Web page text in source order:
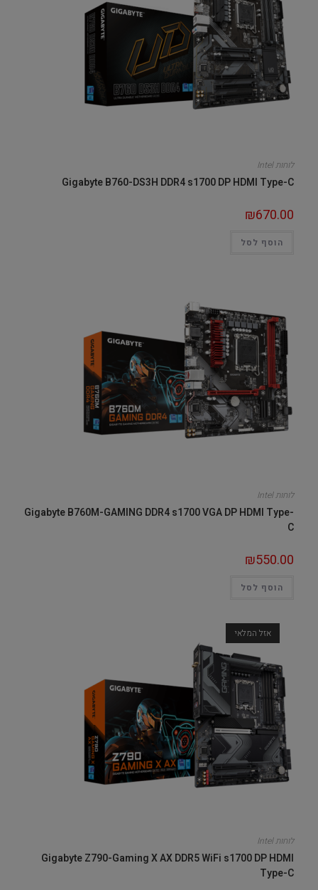
לוחות Intel
Gigabyte B760-DS3H DDR4 s1700 DP HDMI Type-C
₪670.00
הוסף לסל
לוחות Intel
Gigabyte B760M-GAMING DDR4 s1700 VGA DP HDMI Type-
C
₪550.00
הוסף לסל
אזל המלאי
לוחות Intel
Gigabyte Z790-Gaming X AX DDR5 WiFi s1700 DP HDMI
Type-C